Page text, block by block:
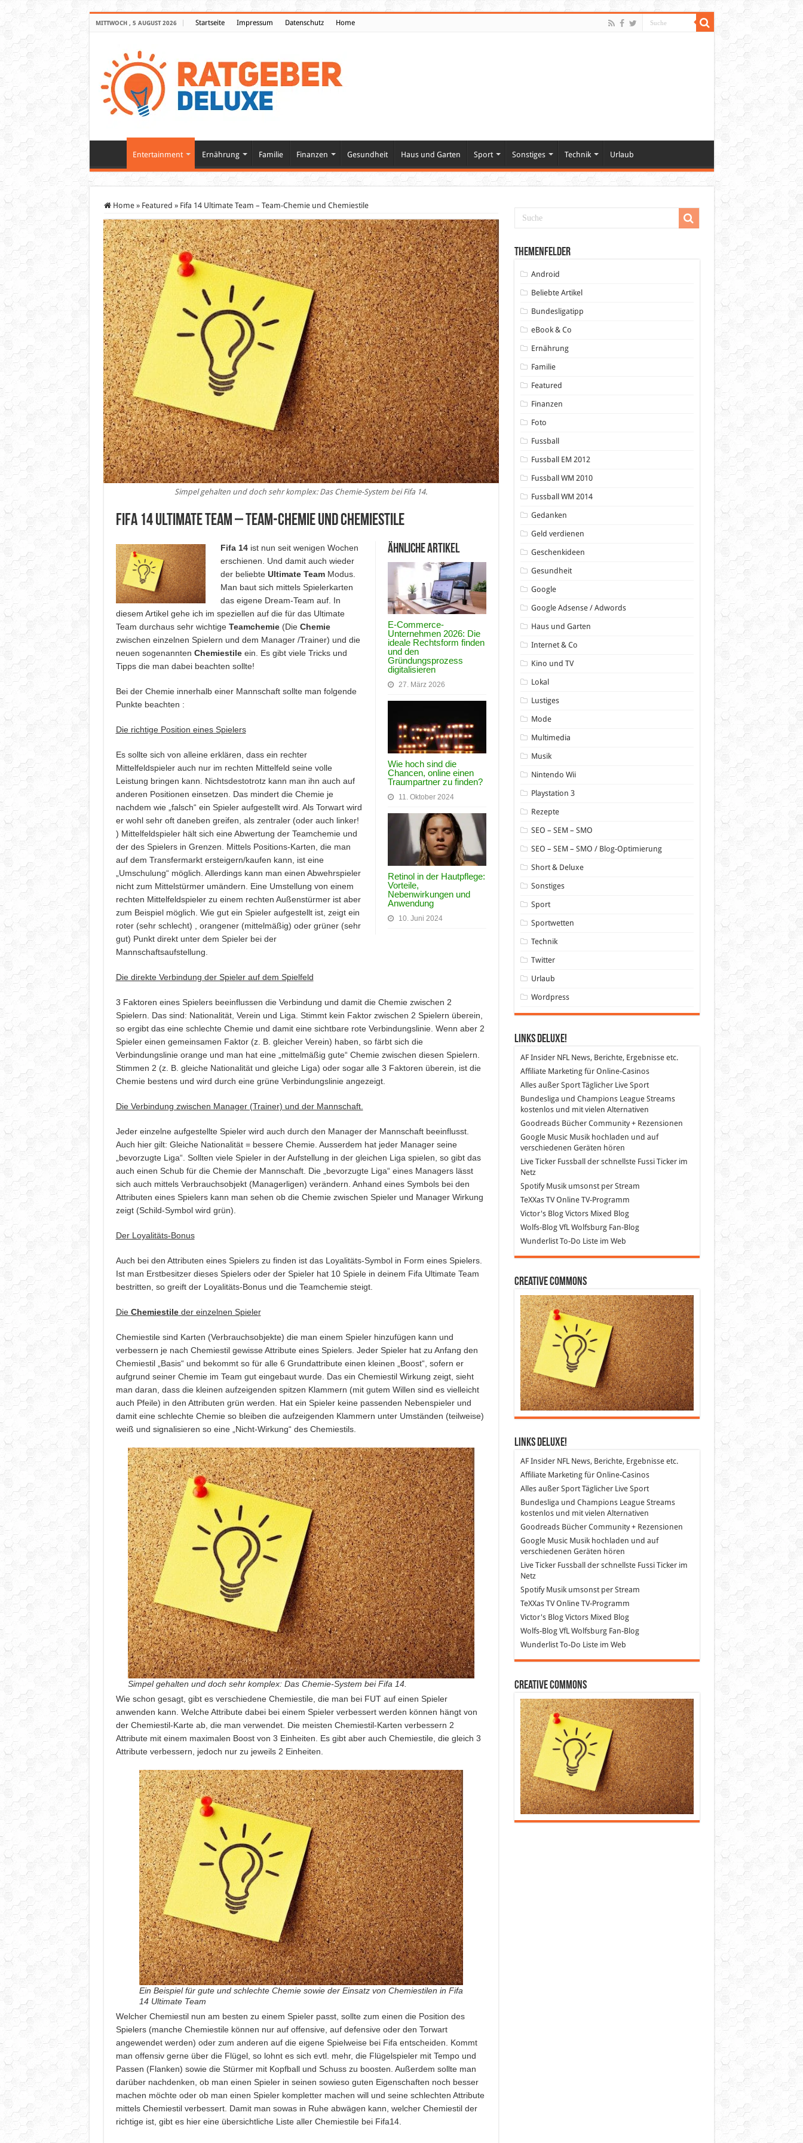
MITTWOCH , 5 AUGUST 2026 Startseite Impressum Datenschutz Home
Entertainment Ernährung Familie Finanzen Gesundheit Haus und Garten Sport Sonstiges Technik Urlaub
Home » Featured » Fifa 14 Ultimate Team – Team-Chemie und Chemiestile
Simpel gehalten und doch sehr komplex: Das Chemie-System bei Fifa 14.
Fifa 14 Ultimate Team – Team-Chemie und Chemiestile
Ähnliche Artikel
E-Commerce-
Unternehmen 2026: Die
ideale Rechtsform finden
und den
Gründungsprozess
digitalisieren
27. März 2026
Wie hoch sind die
Chancen, online einen
Traumpartner zu finden?
11. Oktober 2024
Retinol in der Hautpflege:
Vorteile,
Nebenwirkungen und
Anwendung
10. Juni 2024
Fifa 14ist nun seit wenigen Wochen
erschienen. Und damit auch wieder
der beliebte Ultimate TeamModus.
Man baut sich mittels Spielerkarten
das eigene Dream-Team auf. In
diesem Artikel gehe ich im speziellen auf die für das Ultimate
Team durchaus sehr wichtige Teamchemie(Die Chemie
zwischen einzelnen Spielern und dem Manager /Trainer) und die
neuen sogenannten Chemiestileein. Es gibt viele Tricks und
Tipps die man dabei beachten sollte!
Bei der Chemie innerhalb einer Mannschaft sollte man folgende
Punkte beachten :
Die richtige Position eines Spielers
Es sollte sich von alleine erklären, dass ein rechter
Mittelfeldspieler auch nur im rechten Mittelfeld seine volle
Leistung bringen kann. Nichtsdestotrotz kann man ihn auch auf
anderen Positionen einsetzen. Das mindert die Chemie je
nachdem wie „falsch“ ein Spieler aufgestellt wird. Als Torwart wird
er wohl sehr oft daneben greifen, als zentraler (oder auch linker!
) Mittelfeldspieler hält sich eine Abwertung der Teamchemie und
der des Spielers in Grenzen. Mittels Positions-Karten, die man
auf dem Transfermarkt ersteigern/kaufen kann, ist eine
„Umschulung“ möglich. Allerdings kann man einen Abwehrspieler
nicht zum Mittelstürmer umändern. Eine Umstellung von einem
rechten Mittelfeldspieler zu einem rechten Außenstürmer ist aber
zum Beispiel möglich. Wie gut ein Spieler aufgestellt ist, zeigt ein
roter (sehr schlecht) , orangener (mittelmäßig) oder grüner (sehr
gut) Punkt direkt unter dem Spieler bei der
Mannschaftsaufstellung.
Die direkte Verbindung der Spieler auf dem Spielfeld
3 Faktoren eines Spielers beeinflussen die Verbindung und damit die Chemie zwischen 2
Spielern. Das sind: Nationalität, Verein und Liga. Stimmt kein Faktor zwischen 2 Spielern überein,
so ergibt das eine schlechte Chemie und damit eine sichtbare rote Verbindungslinie. Wenn aber 2
Spieler einen gemeinsamen Faktor (z. B. gleicher Verein) haben, so färbt sich die
Verbindungslinie orange und man hat eine „mittelmäßig gute“ Chemie zwischen diesen Spielern.
Stimmen 2 (z. B. gleiche Nationalität und gleiche Liga) oder sogar alle 3 Faktoren überein, ist die
Chemie bestens und wird durch eine grüne Verbindungslinie angezeigt.
Die Verbindung zwischen Manager (Trainer) und der Mannschaft.
Jeder einzelne aufgestellte Spieler wird auch durch den Manager der Mannschaft beeinflusst.
Auch hier gilt: Gleiche Nationalität = bessere Chemie. Ausserdem hat jeder Manager seine
„bevorzugte Liga“. Sollten viele Spieler in der Aufstellung in der gleichen Liga spielen, so gibt das
auch einen Schub für die Chemie der Mannschaft. Die „bevorzugte Liga“ eines Managers lässt
sich auch mittels Verbrauchsobjekt (Managerligen) verändern. Anhand eines Symbols bei den
Attributen eines Spielers kann man sehen ob die Chemie zwischen Spieler und Manager Wirkung
zeigt (Schild-Symbol wird grün).
Der Loyalitäts-Bonus
Auch bei den Attributen eines Spielers zu finden ist das Loyalitäts-Symbol in Form eines Spielers.
Ist man Erstbesitzer dieses Spielers oder der Spieler hat 10 Spiele in deinem Fifa Ultimate Team
bestritten, so greift der Loyalitäts-Bonus und die Teamchemie steigt.
Die Chemiestileder einzelnen Spieler
Chemiestile sind Karten (Verbrauchsobjekte) die man einem Spieler hinzufügen kann und
verbessern je nach Chemiestil gewisse Attribute eines Spielers. Jeder Spieler hat zu Anfang den
Chemiestil „Basis“ und bekommt so für alle 6 Grundattribute einen kleinen „Boost“, sofern er
aufgrund seiner Chemie im Team gut eingebaut wurde. Das ein Chemiestil Wirkung zeigt, sieht
man daran, dass die kleinen aufzeigenden spitzen Klammern (mit gutem Willen sind es vielleicht
auch Pfeile) in den Attributen grün werden. Hat ein Spieler keine passenden Nebenspieler und
damit eine schlechte Chemie so bleiben die aufzeigenden Klammern unter Umständen (teilweise)
weiß und signalisieren so eine „Nicht-Wirkung“ des Chemiestils.
Simpel gehalten und doch sehr komplex: Das Chemie-System bei Fifa 14.
Wie schon gesagt, gibt es verschiedene Chemiestile, die man bei FUT auf einen Spieler
anwenden kann. Welche Attribute dabei bei einem Spieler verbessert werden können hängt von
der Chemiestil-Karte ab, die man verwendet. Die meisten Chemiestil-Karten verbessern 2
Attribute mit einem maximalen Boost von 3 Einheiten. Es gibt aber auch Chemiestile, die gleich 3
Attribute verbessern, jedoch nur zu jeweils 2 Einheiten.
Ein Beispiel für gute und schlechte Chemie sowie der Einsatz von Chemiestilen in Fifa
14 Ultimate Team
Welcher Chemiestil nun am besten zu einem Spieler passt, sollte zum einen die Position des
Spielers (manche Chemiestile können nur auf offensive, auf defensive oder den Torwart
angewendet werden) oder zum anderen auf die eigene Spielweise bei Fifa entscheiden. Kommt
man offensiv gerne über die Flügel, so lohnt es sich evtl. mehr, die Flügelspieler mit Tempo und
Passen (Flanken) sowie die Stürmer mit Kopfball und Schuss zu boosten. Außerdem sollte man
darüber nachdenken, ob man einen Spieler in seinen sowieso guten Eigenschaften noch besser
machen möchte oder ob man einen Spieler kompletter machen will und seine schlechten Attribute
mittels Chemiestil verbessert. Damit man sowas in Ruhe abwägen kann, welcher Chemiestil der
richtige ist, gibt es hier eine übersichtliche Liste aller Chemiestile bei Fifa14.
Themenfelder
Android
Beliebte Artikel
Bundesligatipp
eBook & Co
Ernährung
Familie
Featured
Finanzen
Foto
Fussball
Fussball EM 2012
Fussball WM 2010
Fussball WM 2014
Gedanken
Geld verdienen
Geschenkideen
Gesundheit
Google
Google Adsense / Adwords
Haus und Garten
Internet & Co
Kino und TV
Lokal
Lustiges
Mode
Multimedia
Musik
Nintendo Wii
Playstation 3
Rezepte
SEO – SEM – SMO
SEO – SEM – SMO / Blog-Optimierung
Short & Deluxe
Sonstiges
Sport
Sportwetten
Technik
Twitter
Urlaub
Wordpress
Links DeLuXe!
AF InsiderNFL News, Berichte, Ergebnisse etc.
Affiliate Marketingfür Online-Casinos
Alles außer SportTäglicher Live Sport
Bundesliga und Champions League Streams
kostenlos und mit vielen Alternativen
GoodreadsBücher Community + Rezensionen
Google MusicMusik hochladen und auf
verschiedenen Geräten hören
Live Ticker Fussball
der schnellste Fussi Ticker im
Netz
SpotifyMusik umsonst per Stream
TeXXas TVOnline TV-Programm
Victor's BlogVictors Mixed Blog
Wolfs-BlogVfL Wolfsburg Fan-Blog
WunderlistTo-Do Liste im Web
Creative Commons
Links DeLuXe!
AF InsiderNFL News, Berichte, Ergebnisse etc.
Affiliate Marketingfür Online-Casinos
Alles außer SportTäglicher Live Sport
Bundesliga und Champions League Streams
kostenlos und mit vielen Alternativen
GoodreadsBücher Community + Rezensionen
Google MusicMusik hochladen und auf
verschiedenen Geräten hören
Live Ticker Fussball
der schnellste Fussi Ticker im
Netz
SpotifyMusik umsonst per Stream
TeXXas TVOnline TV-Programm
Victor's BlogVictors Mixed Blog
Wolfs-BlogVfL Wolfsburg Fan-Blog
WunderlistTo-Do Liste im Web
Creative Commons